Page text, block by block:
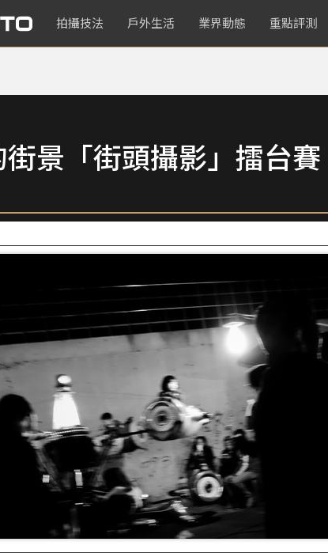
拍攝技法 戶外生活 業界動態 重點評測
景「街頭攝影」擂台賽